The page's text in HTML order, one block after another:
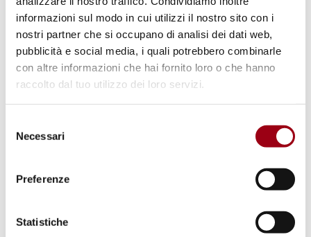
informazioni sul modo in cui utilizzi il nostro sito con i
nostri partner che si occupano di analisi dei dati web,
pubblicità e social media, i quali potrebbero combinarle
con altre informazioni che hai fornito loro o che hanno
raccolto dal tuo utilizzo dei loro servizi.
delNecessari
Preferenze
Statistiche
affrontare minacce condivise; si tratta anche
di cogliere le opportunità comuni. Ora
abbiamo l'opportunità di ricostruire meglio di
come si è fatto in passato, puntando ad
economie e società inclusive e sostenibili.
multilateralismo; dobbiamo continuare a
mostrare il suo valore aggiunto. La
cooperazione internazionale deve adattarsi ai
tempi che cambiano.